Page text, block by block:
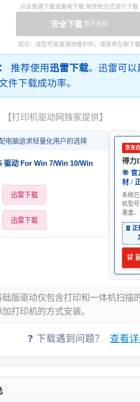
点击普通下载或备用下载 用传统方式进行下载
安全下载 暂不支持
提示：该型号高速通道维护中，请使用左侧下载
推荐使用迅雷下载。迅雷可
件下载成功率。
【打印机驱动网独家提供】
电脑追求轻量化用户的选择
驱动 For Win 7/Win 10/Win
迅雷下载
迅雷下载
京东
得力
🎯 官
材 /
系统
机型
墨盒
🧾
🛒
础版驱动仅包含打印和一体机扫描
打印机的方式安装。
❓ 下载遇到问题？ 查看